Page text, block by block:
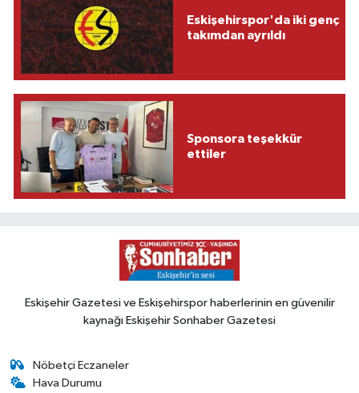
Eskişehirspor'da iki genç
takımdan ayrıldı
Sponsora teşekkür
ettiler
Eskişehir Gazetesi ve Eskişehirspor haberlerinin en güvenilir
kaynağı Eskişehir Sonhaber Gazetesi
Nöbetçi Eczaneler
Hava Durumu